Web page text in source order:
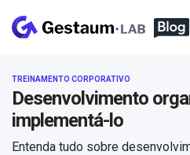
TREINAMENTO CORPORATIVO
Desenvolvimento
implementá-lo
Entenda tudo sobre